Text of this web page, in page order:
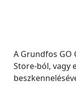
A Grundfos GO
Store-ból, vagy